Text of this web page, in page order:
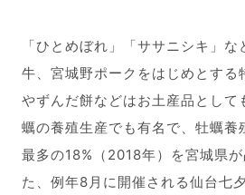
「ひとめぼれ」「ササニシキ」
牛、宮城野ポークをはじめとする
やずんだ餅などはお土産品として
蠣の養殖生産でも有名で、牡蠣養
最多の18%（2018年）を宮城県
た、例年8月に開催される仙台七